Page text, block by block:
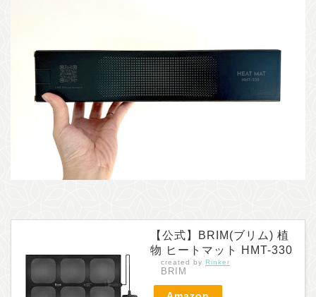
【公式】BRIM(ブリム) 植
物 ヒートマット HMT-330
created by Rinker
BRIM